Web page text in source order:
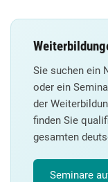
Sie suchen ein
oder ein
der
finden Sie
gesamten
Seminare